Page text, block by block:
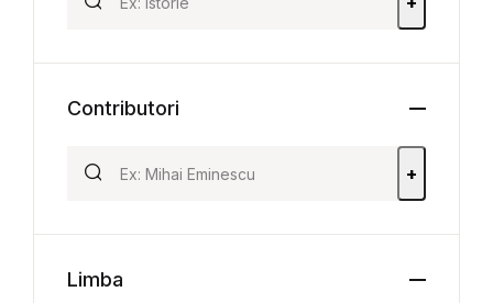
Contributori
+
Limba